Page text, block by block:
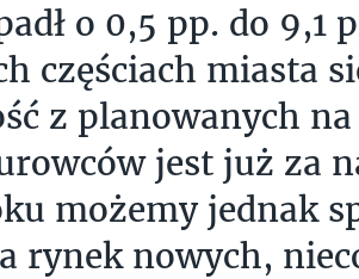
o 0,5 pp. do 9,1
częściach miasta
z planowanych
jest już za
możemy jednak
rynek nowych,